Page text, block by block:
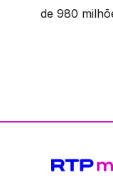
de 980